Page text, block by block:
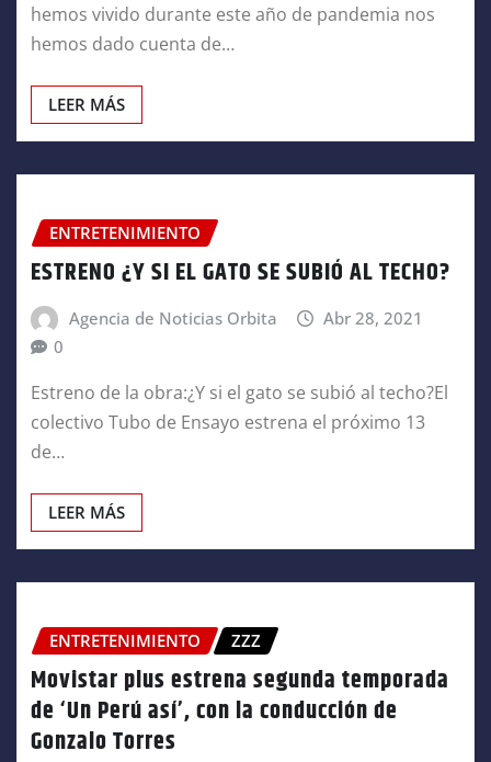
hemos vivido durante este año de pandemia nos
hemos dado cuenta de…
LEER MÁS
ENTRETENIMIENTO
ESTRENO ¿Y SI EL GATO SE SUBIÓ AL TECHO?
Agencia de Noticias Orbita
Abr 28, 2021
0
Estreno de la obra:¿Y si el gato se subió al techo?El
colectivo Tubo de Ensayo estrena el próximo 13
de…
LEER MÁS
ENTRETENIMIENTO ZZZ
Movistar plus estrena segunda temporada
de ‘Un Perú así’, con la conducción de
Gonzalo Torres